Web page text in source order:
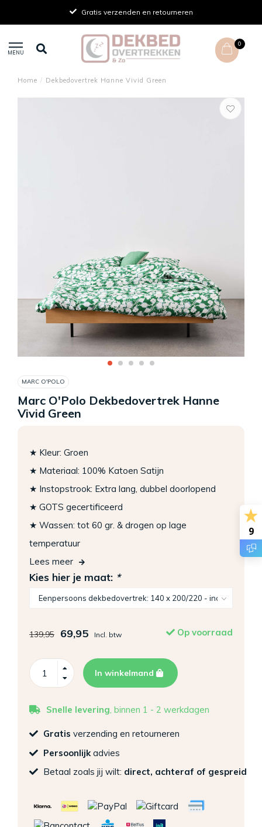
Gratis verzenden en retourneren
MENU
0
Home / Dekbedovertrek Hanne Vivid Green
MARC O'POLO
Marc O'Polo Dekbedovertrek Hanne
Vivid Green
★ Kleur: Groen
★ Materiaal: 100% Katoen Satijn
★ Instopstrook: Extra lang, dubbel doorlopend
★ GOTS gecertificeerd
★ Wassen: tot 60 gr. & drogen op lage
temperatuur
Lees meer
Kies hier je maat: *
139,95 69,95 Incl. btw Op voorraad
In winkelmand
Snelle levering, binnen 1 - 2 werkdagen
Gratis verzending en retourneren
Persoonlijk advies
Betaal zoals jij wilt: direct, achteraf of gespreid
9